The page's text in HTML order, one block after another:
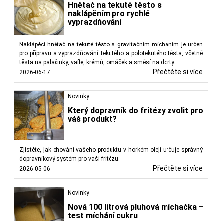
Hnětač na tekuté těsto s
naklápěním pro rychlé
vyprazdňování
Naklápěcí hnětač na tekuté těsto s gravitačním mícháním je určen
pro přípravu a vyprazdňování tekutého a polotekutého těsta, včetně
těsta na palačinky, vafle, krémů, omáček a směsí na dorty.
2026-06-17
Přečtěte si více
Novinky
Který dopravník do fritézy zvolit pro
váš produkt?
Zjistěte, jak chování vašeho produktu v horkém oleji určuje správný
dopravníkový systém pro vaši fritézu.
2026-05-06
Přečtěte si více
Novinky
Nová 100 litrová pluhová míchačka –
test míchání cukru